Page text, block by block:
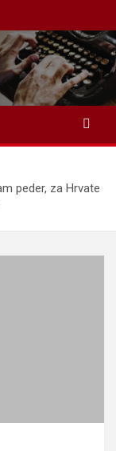
peder, za Hrvate